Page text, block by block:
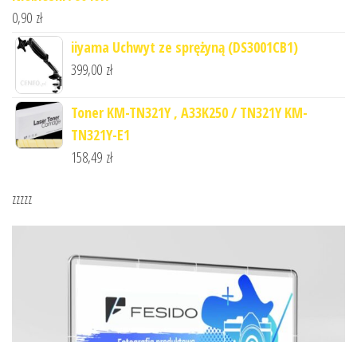
0,90 zł
iiyama Uchwyt ze sprężyną (DS3001CB1)
399,00 zł
Toner KM-TN321Y , A33K250 / TN321Y KM-
TN321Y-E1
158,49 zł
zzzzz